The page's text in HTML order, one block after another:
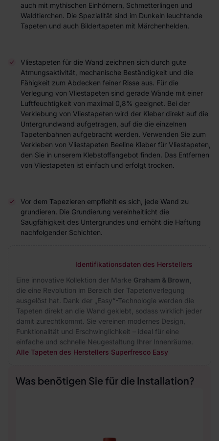
auch mit mythischen Einhörnern, Schmetterlingen und
Waldtierchen. Die Spezialität sind im Dunkeln leuchtende
Tapeten und auch Bildertapeten mit Märchenhelden.
Vliestapeten für die Wand zeichnen sich durch gute
Atmungsaktivität, mechanische Beständigkeit und die
Fähigkeit zum Abdecken feiner Risse aus. Für die
Verlegung von Vliestapeten sind gerade Wände mit einer
Luftfeuchtigkeit von maximal 0,8% geeignet. Bei der
Verklebung von Vliestapeten wird der Kleber direkt auf die
Untergrundwand aufgetragen, auf die die einzelnen
Tapetenbahnen aufgebracht werden. Verwenden Sie zum
Verkleben von Vliestapeten Beeline Kleber für Vliestapeten,
den Sie in unserem Klebstoffangebot finden. Das Entfernen
von Vliestapeten ist einfach und erfolgt trocken.
Vor dem Tapezieren empfiehlt es sich, jede Wand zu
grundieren. Die Grundierung vereinheitlicht die
Saugfähigkeit des Untergrundes und erhöht die Haftung
nachfolgender Schichten.
Identifikationsdaten des Herstellers
Eine innovative Kollektion der Marke Graham & Brown
die eine Revolution im Bereich der Tapetenverlegung
ausgelöst hat. Dank der „Easy“-Technologie werden die
Tapeten direkt an die Wand geklebt, sodass wirklich jeder
damit zurechtkommt. Sie vereinen modernes Design,
Funktionalität und Erschwinglichkeit – ideal für eine
einfache und schnelle Neugestaltung Ihrer Innenräume.
Alle Tapeten des Herstellers Superfresco Easy
Was benötigen Sie für die Installation?